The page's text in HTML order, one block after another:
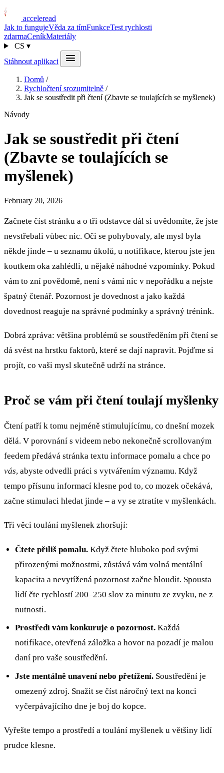
acceleread
Jak to fungujeVěda za tímFunkceTest rychlosti
zdarmaCeníkMateriály
CS ▾
Stáhnout aplikaci
Domů /
Rychločtení srozumitelně /
Jak se soustředit při čtení (Zbavte se toulajících se myšlenek)
Návody
Jak se soustředit při čtení
(Zbavte se toulajících se
myšlenek)
February 20, 2026
Začnete číst stránku a o tři odstavce dál si uvědomíte, že jste
nevstřebali vůbec nic. Oči se pohybovaly, ale mysl byla
někde jinde – u seznamu úkolů, u notifikace, kterou jste jen
koutkem oka zahlédli, u nějaké náhodné vzpomínky. Pokud
vám to zní povědomě, není s vámi nic v nepořádku a nejste
špatný čtenář. Pozornost je dovednost a jako každá
dovednost reaguje na správné podmínky a správný trénink.
Dobrá zpráva: většina problémů se soustředěním při čtení se
dá svést na hrstku faktorů, které se dají napravit. Pojďme si
projít, co vaši mysl skutečně udrží na stránce.
Proč se vám při čtení toulají myšlenky
Čtení patří k tomu nejméně stimulujícímu, co dnešní mozek
dělá. V porovnání s videem nebo nekonečně scrollovaným
feedem předává stránka textu informace pomalu a chce po
vás, abyste odvedli práci s vytvářením významu. Když
tempo přísunu informací klesne pod to, co mozek očekává,
začne stimulaci hledat jinde – a vy se ztratíte v myšlenkách.
Tři věci toulání myšlenek zhoršují:
Čtete příliš pomalu. Když čtete hluboko pod svými
přirozenými možnostmi, zůstává vám volná mentální
kapacita a nevytížená pozornost začne bloudit. Spousta
lidí čte rychlostí 200–250 slov za minutu ze zvyku, ne z
nutnosti.
Prostředí vám konkuruje o pozornost. Každá
notifikace, otevřená záložka a hovor na pozadí je malou
daní pro vaše soustředění.
Jste mentálně unavení nebo přetížení. Soustředění je
omezený zdroj. Snažit se číst náročný text na konci
vyčerpávajícího dne je boj do kopce.
Vyřešte tempo a prostředí a toulání myšlenek u většiny lidí
prudce klesne.